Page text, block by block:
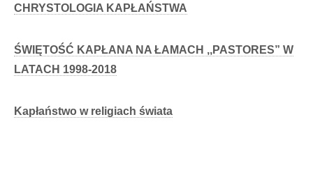
CHRYSTOLOGIA KAPŁAŃSTWA
ŚWIĘTOŚĆ KAPŁANA NA ŁAMACH ,,PASTORES” W
LATACH 1998-2018
Kapłaństwo w religiach świata